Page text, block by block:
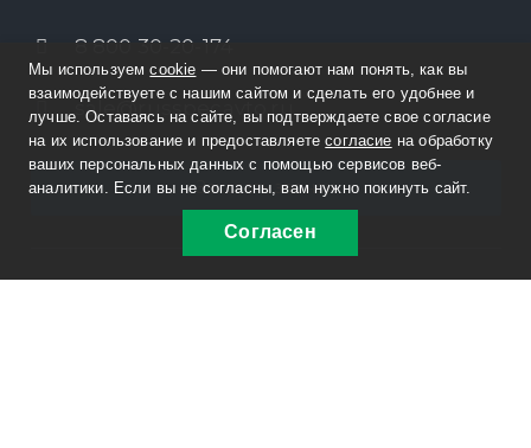
8 800 30-20-174
sale@russpecavto.ru
Заказать звонок
Мы используемcookie — они помогают нам понять, как вы
взаимодействуете с нашим сайтом и сделать его удобнее и
лучше. Оставаясь на сайте, вы подтверждаете свое согласие
на их использование и предоставляетесогласие на обработку
ваших персональных данных с помощью сервисов веб-
аналитики. Если вы не согласны, вам нужно покинуть сайт.
Согласен